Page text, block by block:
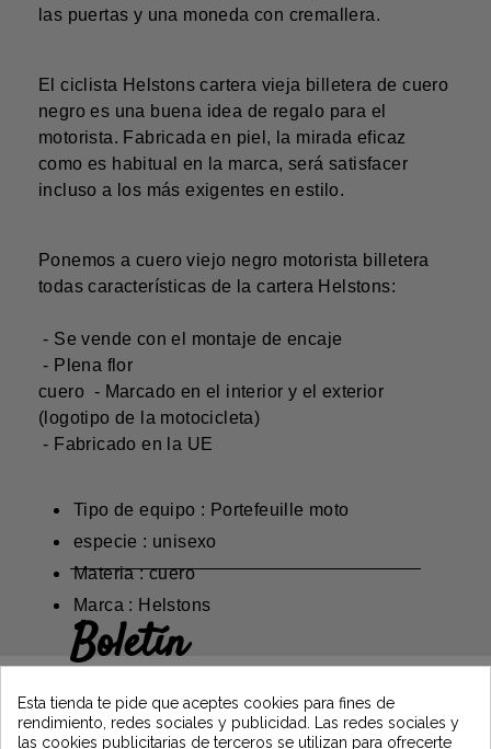
las puertas y una moneda con cremallera.
El ciclista Helstons cartera vieja billetera de cuero
negro es una buena idea de regalo para el
motorista. Fabricada en piel, la mirada eficaz
como es habitual en la marca, será satisfacer
incluso a los más exigentes en estilo.
Ponemos a cuero viejo negro motorista billetera
todas características de la cartera Helstons:
- Se vende con el montaje de encaje
- Plena flor
cuero - Marcado en el interior y el exterior
(logotipo de la motocicleta)
- Fabricado en la UE
Tipo de equipo : Portefeuille moto
especie : unisexo
Materia : cuero
Marca : Helstons
Boletín
suscribiéndose y manténgase informado de
las últimas noticias de Vintage Motors
Esta tienda te pide que aceptes cookies para fines de
rendimiento, redes sociales y publicidad. Las redes sociales y
las cookies publicitarias de terceros se utilizan para ofrecerte